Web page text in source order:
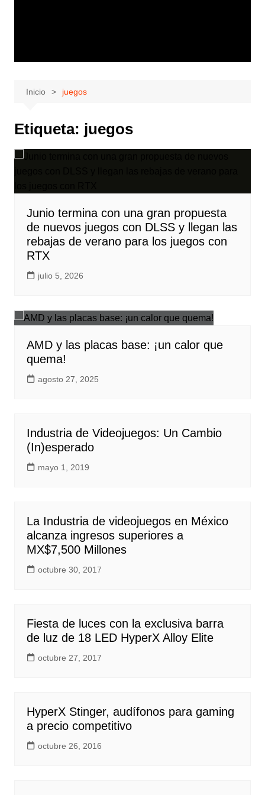
Inicio juegos
Etiqueta: juegos
Junio termina con una gran propuesta
de nuevos juegos con DLSS y llegan las
rebajas de verano para los juegos con
RTX
julio 5, 2026
AMD y las placas base: ¡un calor que
quema!
agosto 27, 2025
Industria de Videojuegos: Un Cambio
(In)esperado
mayo 1, 2019
La Industria de videojuegos en México
alcanza ingresos superiores a
MX$7,500 Millones
octubre 30, 2017
Fiesta de luces con la exclusiva barra
de luz de 18 LED HyperX Alloy Elite
octubre 27, 2017
HyperX Stinger, audífonos para gaming
a precio competitivo
octubre 26, 2016